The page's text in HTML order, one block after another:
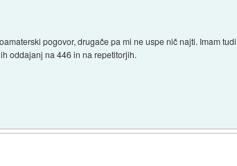
pogovor, drugače pa mi ne uspe nič najti. Imam
oddajanj na 446 in na repetitorjih.